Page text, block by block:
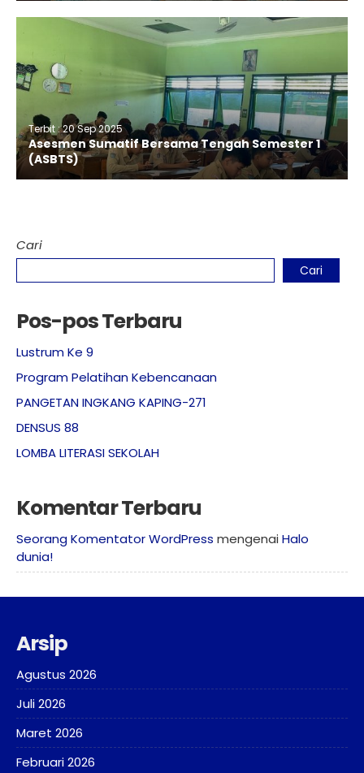
Terbit : 20 Sep 2025
Asesmen Sumatif Bersama Tengah Semester 1
(ASBTS)
Cari
Cari
Pos-pos Terbaru
Lustrum Ke 9
Program Pelatihan Kebencanaan
PANGETAN INGKANG KAPING-271
DENSUS 88
LOMBA LITERASI SEKOLAH
Komentar Terbaru
Seorang Komentator WordPress mengenai Halo
dunia!
Arsip
Agustus 2026
Juli 2026
Maret 2026
Februari 2026